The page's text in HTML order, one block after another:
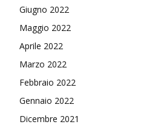
Giugno 2022
Maggio 2022
Aprile 2022
Marzo 2022
Febbraio 2022
Gennaio 2022
Dicembre 2021